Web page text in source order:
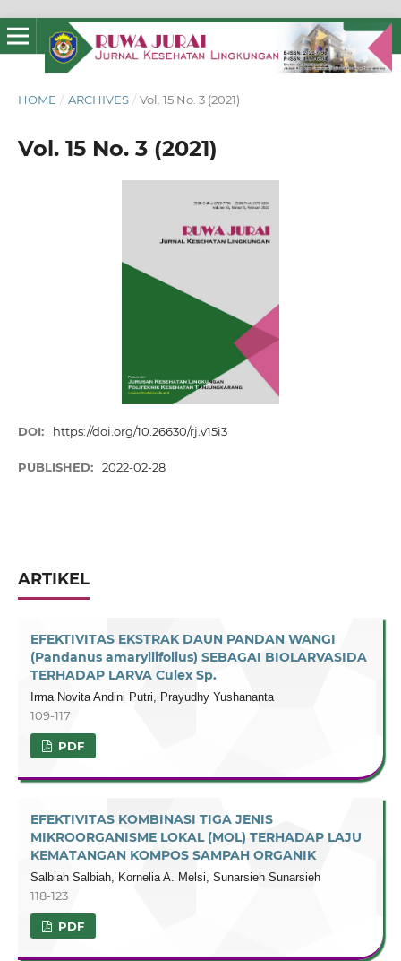
HOME / ARCHIVES / Vol. 15 No. 3 (2021)
Vol. 15 No. 3 (2021)
DOI: https://doi.org/10.26630/rj.v15i3
PUBLISHED: 2022-02-28
ARTIKEL
EFEKTIVITAS EKSTRAK DAUN PANDAN WANGI
(Pandanus amaryllifolius) SEBAGAI BIOLARVASIDA
TERHADAP LARVA Culex Sp.
Irma Novita Andini Putri, Prayudhy Yushananta
109-117
PDF
EFEKTIVITAS KOMBINASI TIGA JENIS
MIKROORGANISME LOKAL (MOL) TERHADAP LAJU
KEMATANGAN KOMPOS SAMPAH ORGANIK
Salbiah Salbiah, Kornelia A. Melsi, Sunarsieh Sunarsieh
118-123
PDF